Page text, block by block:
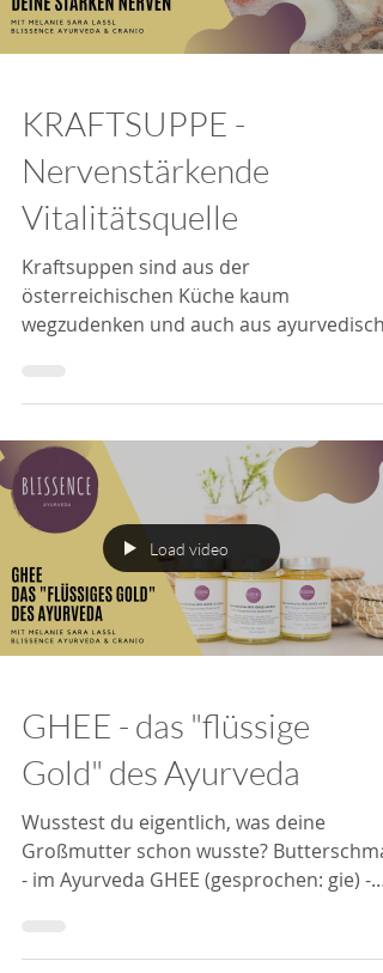
KRAFTSUPPE -
Nervenstärkende
Vitalitätsquelle
Kraftsuppen sind aus der
österreichischen Küche kaum
wegzudenken und auch aus
Load video
GHEE - das "flüssige
Gold" des Ayurveda
Wusstest du eigentlich, was deine
Großmutter schon wusste?
- im Ayurveda GHEE (gesprochen: gie) -